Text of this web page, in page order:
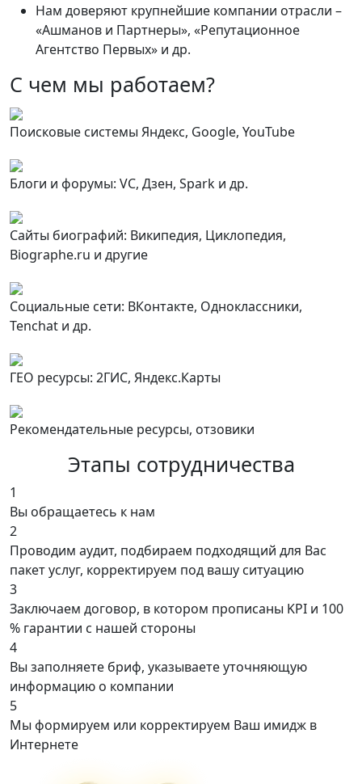
Нам доверяют крупнейшие компании отрасли –
«Ашманов и Партнеры», «Репутационное
Агентство Первых» и др.
С чем мы работаем?
Поисковые системы Яндекс, Google, YouTube
Блоги и форумы: VC, Дзен, Spark и др.
Сайты биографий: Википедия, Циклопедия,
Biographe.ru и другие
Социальные сети: ВКонтакте, Одноклассники,
Tenchat и др.
ГЕО ресурсы: 2ГИС, Яндекс.Карты
Рекомендательные ресурсы, отзовики
Этапы сотрудничества
1
Вы обращаетесь к нам
2
Проводим аудит, подбираем подходящий для Вас
пакет услуг, корректируем под вашу ситуацию
3
Заключаем договор, в котором прописаны KPI и 100
% гарантии с нашей стороны
4
Вы заполняете бриф, указываете уточняющую
информацию о компании
5
Мы формируем или корректируем Ваш имидж в
Интернете